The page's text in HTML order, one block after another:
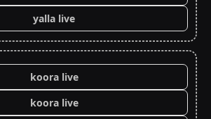
yalla live
koora live
koora live